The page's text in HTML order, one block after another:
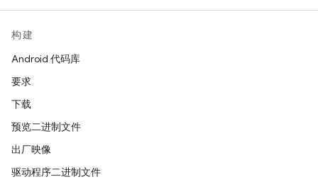
构建
Android 代码库
要求
下载
预览二进制文件
出厂映像
驱动程序二进制文件